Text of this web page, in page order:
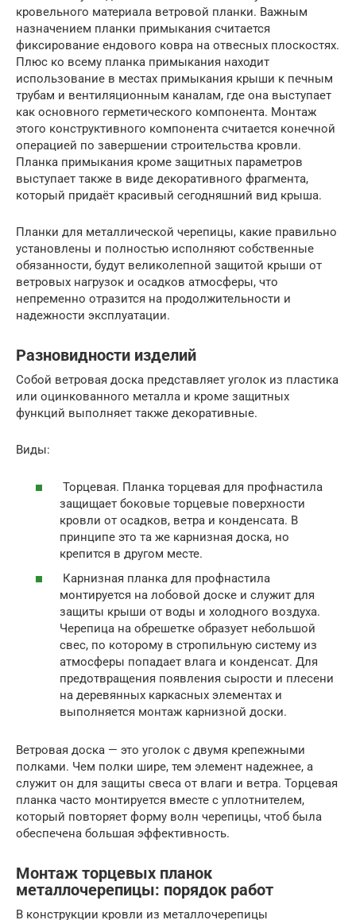
кровельного материала ветровой планки. Важным
назначением планки примыкания считается
фиксирование ендового ковра на отвесных плоскостях.
Плюс ко всему планка примыкания находит
использование в местах примыкания крыши к печным
трубам и вентиляционным каналам, где она выступает
как основного герметического компонента. Монтаж
этого конструктивного компонента считается конечной
операцией по завершении строительства кровли.
Планка примыкания кроме защитных параметров
выступает также в виде декоративного фрагмента,
который придаёт красивый сегодняшний вид крыша.
Планки для металлической черепицы, какие правильно
установлены и полностью исполняют собственные
обязанности, будут великолепной защитой крыши от
ветровых нагрузок и осадков атмосферы, что
непременно отразится на продолжительности и
надежности эксплуатации.
Разновидности изделий
Собой ветровая доска представляет уголок из пластика
или оцинкованного металла и кроме защитных
функций выполняет также декоративные.
Виды:
Торцевая. Планка торцевая для профнастила
защищает боковые торцевые поверхности
кровли от осадков, ветра и конденсата. В
принципе это та же карнизная доска, но
крепится в другом месте.
Карнизная планка для профнастила
монтируется на лобовой доске и служит для
защиты крыши от воды и холодного воздуха.
Черепица на обрешетке образует небольшой
свес, по которому в стропильную систему из
атмосферы попадает влага и конденсат. Для
предотвращения появления сырости и плесени
на деревянных каркасных элементах и
выполняется монтаж карнизной доски.
Ветровая доска — это уголок с двумя крепежными
полками. Чем полки шире, тем элемент надежнее, а
служит он для защиты свеса от влаги и ветра. Торцевая
планка часто монтируется вместе с уплотнителем,
который повторяет форму волн черепицы, чтоб была
обеспечена большая эффективность.
Монтаж торцевых планок
металлочерепицы: порядок работ
В конструкции кровли из металлочерепицы